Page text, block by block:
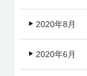
2020年8月
2020年6月